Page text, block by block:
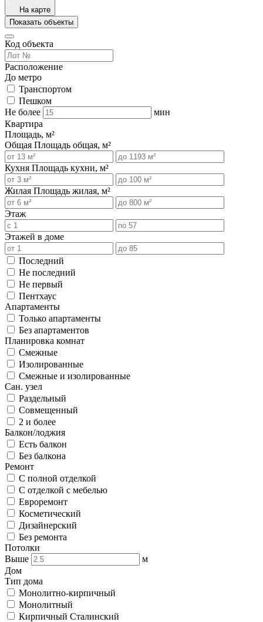
На карте
Показать объекты
Код объекта
Расположение
До метро
Транспортом
Пешком
Не более
мин
Квартира
Площадь, м²
Общая Площадь общая, м²
Кухня Площадь кухни, м²
Жилая Площадь жилая, м²
Этаж
Этажей в доме
Последний
Не последний
Не первый
Пентхаус
Апартаменты
Только апартаменты
Без апартаментов
Планировка комнат
Смежные
Изолированные
Смежные и изолированные
Сан. узел
Раздельный
Совмещенный
2 и более
Балкон/лоджия
Есть балкон
Без балкона
Ремонт
С полной отделкой
С отделкой с мебелью
Евроремонт
Косметический
Дизайнерский
Без ремонта
Потолки
Выше
м
Дом
Тип дома
Монолитно-кирпичный
Монолитный
Кирпичный Сталинский